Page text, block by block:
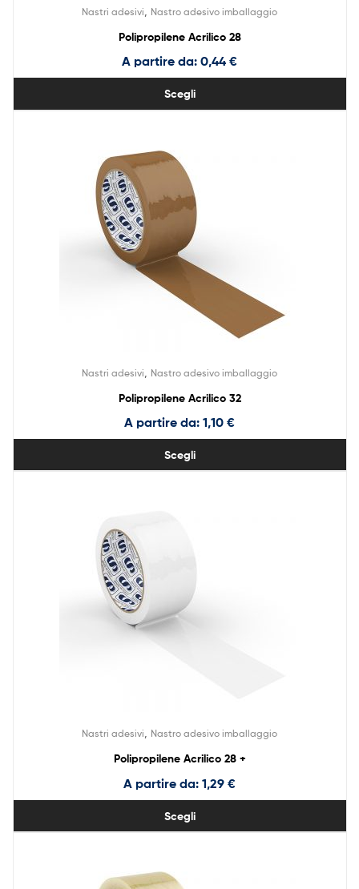
Nastri adesivi Nastro adesivo imballaggio
Polipropilene Acrilico 28
A partire da: 0,44 €
Scegli
Nastri adesivi Nastro adesivo imballaggio
Polipropilene Acrilico 32
A partire da: 1,10 €
Scegli
Nastri adesivi Nastro adesivo imballaggio
Polipropilene Acrilico 28 +
A partire da: 1,29 €
Scegli